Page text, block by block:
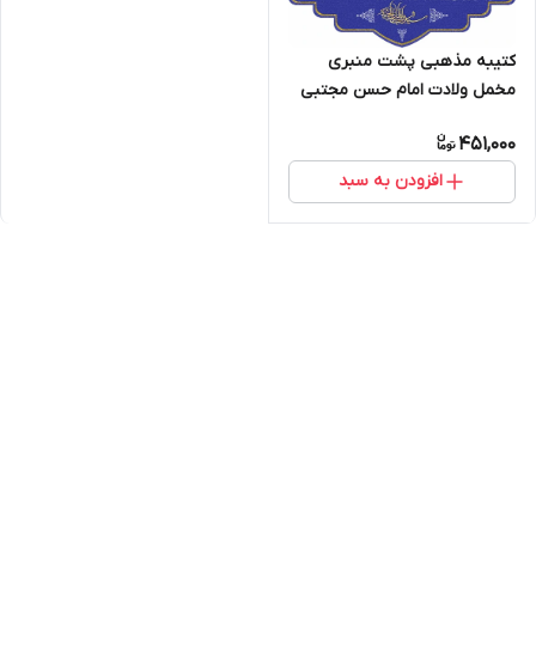
کتیبه مذهبی پشت منبری
مخمل ولادت امام حسن مجتبی
2002
451,000
افزودن به سبد